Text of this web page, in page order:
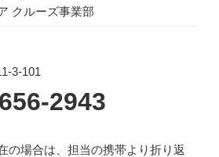
クルーズ事業部
3-101
2943
の場合は、担当の携帯より折り返